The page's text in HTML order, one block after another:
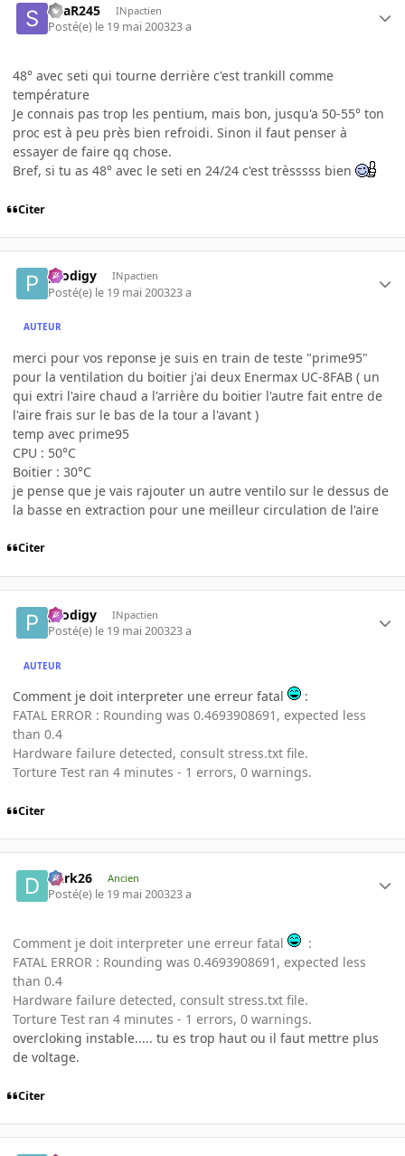
SoaR245 INpactien
Posté(e) le 19 mai 200323 a
48° avec seti qui tourne derrière c'est trankill comme
température
Je connais pas trop les pentium, mais bon, jusqu'a 50-55° ton
proc est à peu près bien refroidi. Sinon il faut penser à
essayer de faire qq chose.
Bref, si tu as 48° avec le seti en 24/24 c'est trèsssss bien
Citer
prodigy INpactien
Posté(e) le 19 mai 200323 a
AUTEUR
merci pour vos reponse je suis en train de teste "prime95"
pour la ventilation du boitier j'ai deux Enermax UC-8FAB ( un
qui extri l'aire chaud a l'arrière du boitier l'autre fait entre de
l'aire frais sur le bas de la tour a l'avant )
temp avec prime95
CPU : 50°C
Boitier : 30°C
je pense que je vais rajouter un autre ventilo sur le dessus de
la basse en extraction pour une meilleur circulation de l'aire
Citer
prodigy INpactien
Posté(e) le 19 mai 200323 a
AUTEUR
Comment je doit interpreter une erreur fatal
:
FATAL ERROR : Rounding was 0.4693908691, expected less
than 0.4
Hardware failure detected, consult stress.txt file.
Torture Test ran 4 minutes - 1 errors, 0 warnings.
Citer
Dark26 Ancien
Posté(e) le 19 mai 200323 a
Comment je doit interpreter une erreur fatal
:
FATAL ERROR : Rounding was 0.4693908691, expected less
than 0.4
Hardware failure detected, consult stress.txt file.
Torture Test ran 4 minutes - 1 errors, 0 warnings.
overcloking instable..... tu es trop haut ou il faut mettre plus
de voltage.
Citer